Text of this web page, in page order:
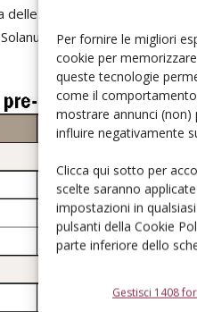
Per fornire le migliori
cookie per
queste tecnologie
come il
mostrare annunci
influire negativamente
Clicca qui sotto per
scelte saranno
impostazioni in
pulsanti della Cookie
parte inferiore dello
Gestisci 1408
classiche specie
ecc..